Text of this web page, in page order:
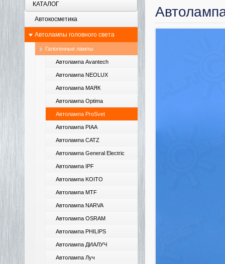
КАТАЛОГ
Автокосметика
Автолампы головного света
Галогенные лампы
Автолампа Avantech
Автолампа NEOLUX
Автолампа МАЯК
Автолампа Optima
Автолампа ProSvet
Автолампа PIAA
Автолампа CATZ
Автолампа General Electric
Автолампа IPF
Автолампа KOITO
Автолампа MTF
Автолампа NARVA
Автолампа OSRAM
Автолампа PHILIPS
Автолампа ДИАЛУЧ
Автолампа Луч